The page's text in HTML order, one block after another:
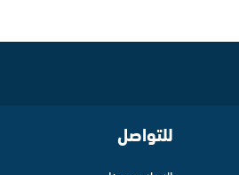
للتواصل